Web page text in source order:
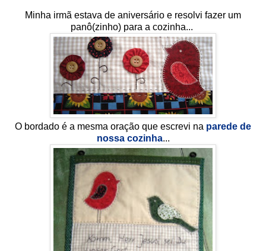
Minha irmã estava de aniversário e resolvi fazer um
panô(zinho) para a cozinha...
O bordado é a mesma oração que escrevi na parede de
nossa cozinha...